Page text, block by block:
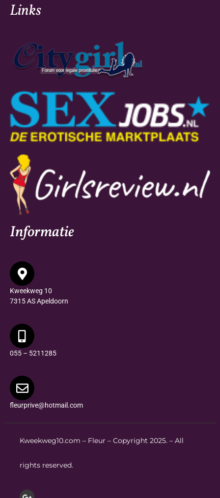
Links
Informatie
Kweekweg 10
7315 AS Apeldoorn
055 – 5211285
fleurprive@hotmail.com
Kweekweg10.com – Fleur – Copyright 2025. – All
rights reserved.